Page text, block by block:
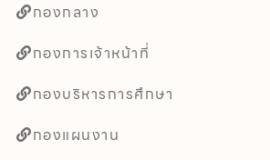
กองกลาง
กองการเจ้าหน้าที่
กองบริหารการศึกษา
กองแผนงาน